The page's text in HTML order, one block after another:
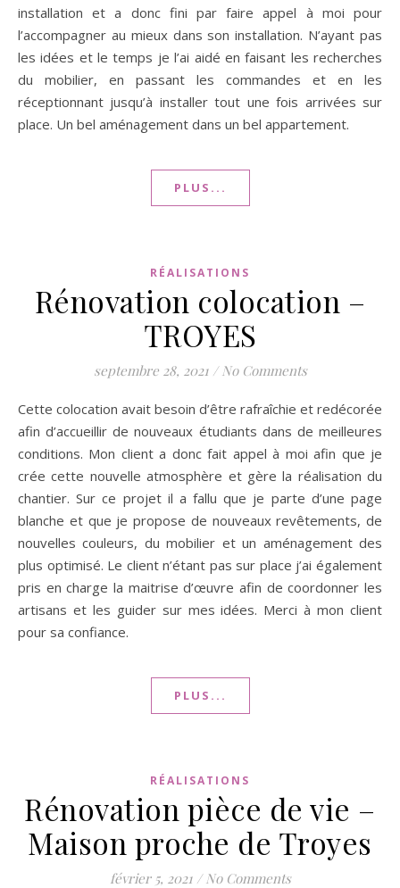
installation et a donc fini par faire appel à moi pour
l’accompagner au mieux dans son installation. N’ayant pas
les idées et le temps je l’ai aidé en faisant les recherches
du mobilier, en passant les commandes et en les
réceptionnant jusqu’à installer tout une fois arrivées sur
place. Un bel aménagement dans un bel appartement.
PLUS...
RÉALISATIONS
Rénovation colocation –
TROYES
septembre 28, 2021 / No Comments
Cette colocation avait besoin d’être rafraîchie et redécorée
afin d’accueillir de nouveaux étudiants dans de meilleures
conditions. Mon client a donc fait appel à moi afin que je
crée cette nouvelle atmosphère et gère la réalisation du
chantier. Sur ce projet il a fallu que je parte d’une page
blanche et que je propose de nouveaux revêtements, de
nouvelles couleurs, du mobilier et un aménagement des
plus optimisé. Le client n’étant pas sur place j’ai également
pris en charge la maitrise d’œuvre afin de coordonner les
artisans et les guider sur mes idées. Merci à mon client
pour sa confiance.
PLUS...
RÉALISATIONS
Rénovation pièce de vie –
Maison proche de Troyes
février 5, 2021 / No Comments